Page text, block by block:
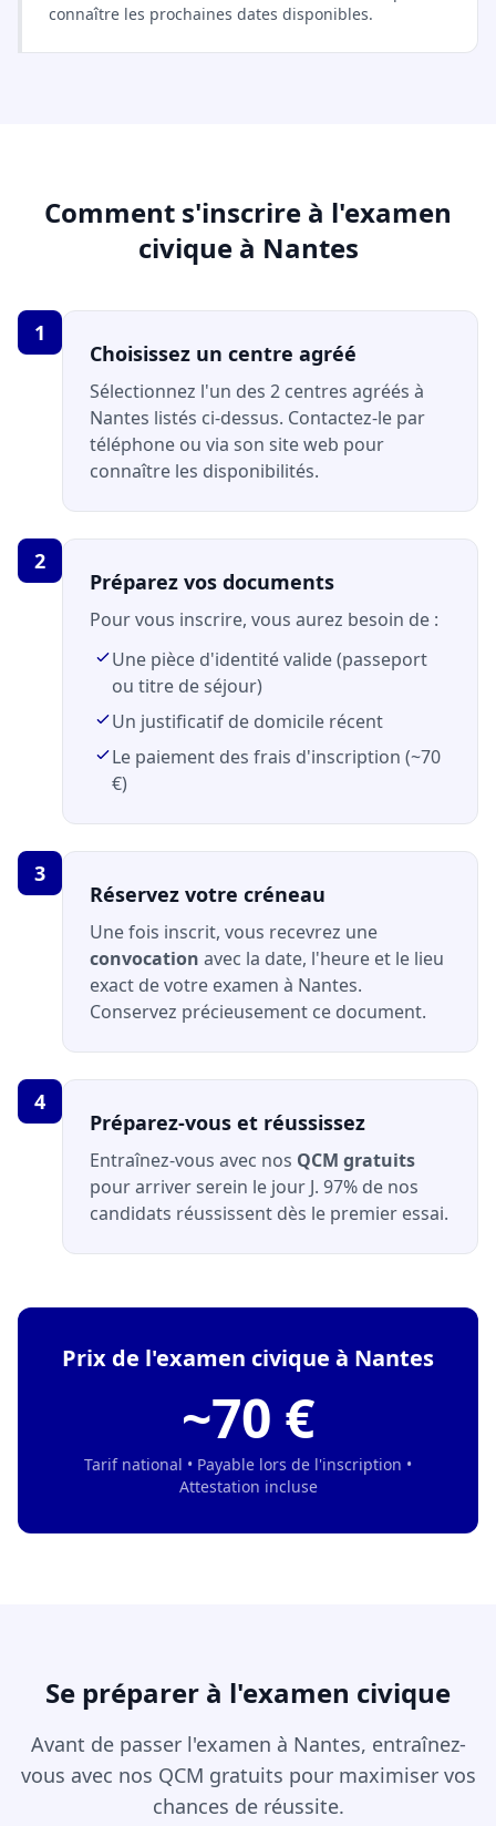
connaître les prochaines dates disponibles.
Comment s'inscrire à l'examen
civique à Nantes
1
Choisissez un centre agréé
Sélectionnez l'un des 2 centres agréés à
Nantes listés ci-dessus. Contactez-le par
téléphone ou via son site web pour
connaître les disponibilités.
2
Préparez vos documents
Pour vous inscrire, vous aurez besoin de :
Une pièce d'identité valide (passeport
ou titre de séjour)
Un justificatif de domicile récent
Le paiement des frais d'inscription (~70
€)
3
Réservez votre créneau
Une fois inscrit, vous recevrez une
convocation avec la date, l'heure et le lieu
exact de votre examen à Nantes.
Conservez précieusement ce document.
4
Préparez-vous et réussissez
Entraînez-vous avec nos QCM gratuits
pour arriver serein le jour J. 97% de nos
candidats réussissent dès le premier essai.
Prix de l'examen civique à Nantes
~70 €
Tarif national • Payable lors de l'inscription •
Attestation incluse
Se préparer à l'examen civique
Avant de passer l'examen à Nantes, entraînez-
vous avec nos QCM gratuits pour maximiser vos
chances de réussite.